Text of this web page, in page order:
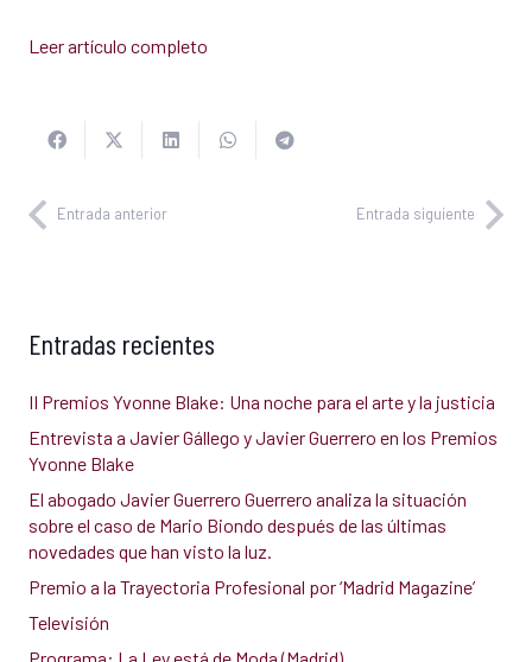
Leer artículo completo
Entrada anterior Entrada siguiente
Entradas recientes
II Premios Yvonne Blake: Una noche para el arte y la justicia
Entrevista a Javier Gállego y Javier Guerrero en los Premios
Yvonne Blake
El abogado Javier Guerrero Guerrero analiza la situación
sobre el caso de Mario Biondo después de las últimas
novedades que han visto la luz.
Premio a la Trayectoria Profesional por ‘Madrid Magazine’
Televisión